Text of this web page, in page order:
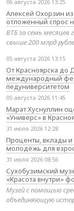
06 августа 2026 13:25
Алексей Охорзин
отложенный спрос
ВТБ за семь месяцев
свыше 200 млрд
05 августа 2026 13:15
От Красноярска до
международный
педуниверситетом
05 августа 2026 11:45
Марат Хуснуллин
«Универс» в
31 июля 2026 12:28
Проценты, вклады
молодёжь для
31 июля 2026 08:56
Сухобузимский
«Красота внутри»
Музей с помощью
объединяющую